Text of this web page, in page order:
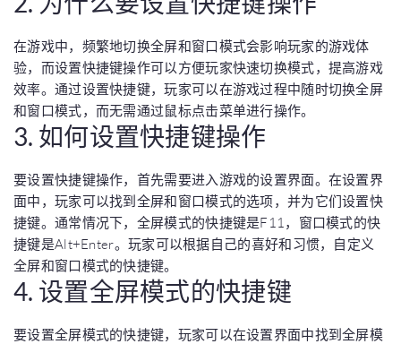
在游戏中，频繁地切换全屏和窗口模式会影响玩家的游戏体
验，而设置快捷键操作可以方便玩家快速切换模式，提高游戏
效率。通过设置快捷键，玩家可以在游戏过程中随时切换全屏
和窗口模式，而无需通过鼠标点击菜单进行操作。
3. 如何设置快捷键操作
要设置快捷键操作，首先需要进入游戏的设置界面。在设置界
面中，玩家可以找到全屏和窗口模式的选项，并为它们设置快
捷键。通常情况下，全屏模式的快捷键是F11，窗口模式的快
捷键是Alt+Enter。玩家可以根据自己的喜好和习惯，自定义
全屏和窗口模式的快捷键。
4. 设置全屏模式的快捷键
要设置全屏模式的快捷键，玩家可以在设置界面中找到全屏模